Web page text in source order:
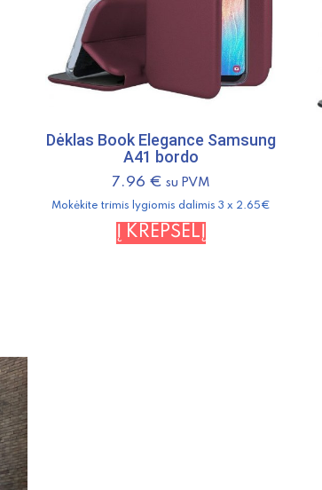
Dėklas Book Elegance Samsung
A41 bordo
7.96 € su PVM
Mokėkite trimis lygiomis dalimis 3 x 2.65€
Į KREPŠELĮ